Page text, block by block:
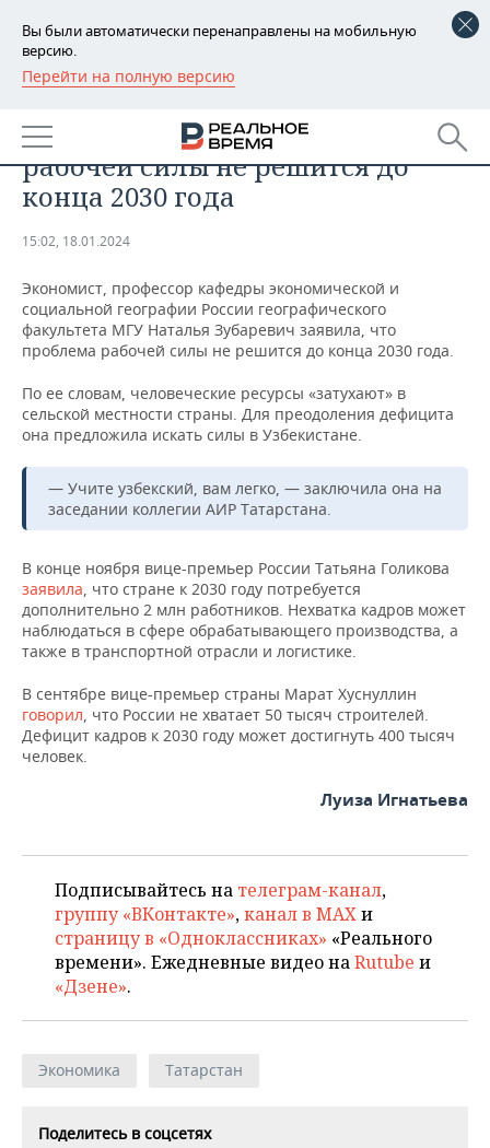
Вы были автоматически перенаправлены на мобильную
версию.
Перейти на полную версию
РЕГИОНЫ
БАШКОРТОСТАН
ТАТАРСТАН
НОВОСТИ
АНАЛИТИКА
ДЕКЛАРАЦИИ О ДОХОДАХ
КОРОЛИ ГОСЗАКАЗА ПФО
КОМУ ПРИНАДЛЕЖАТ
ТОРГОВЫЕ ЦЕНТРЫ
ТАТАРСТАНА
НОВОСТИ ЭКОНОМИКИ
ФИНАНСЫ
БЮДЖЕТ
ИНВЕСТИЦИИ
ПРОМЫШЛЕННОСТЬ
НОВОСТИ
ПРОМЫШЛЕННОСТИ
АГРОПРОМ
МАШИНОСТРОЕНИЕ
НЕФТЕХИМИЯ
ОПК
ЭНЕРГЕТИКА
НЕДВИЖИМОСТЬ
НОВОСТИ АВТО
БИЗНЕС
НОВОСТИ БИЗНЕСА
РОЗНИЧНАЯ ТОРГОВЛЯ
ТРАНСПОРТ
УСЛУГИ
ТЕХНОЛОГИИ
НОВОСТИ ТЕХНОЛОГИЙ
IT
МЕДИА
МЕРОПРИЯТИЯ
НОВОСТИ МЕРОПРИЯТИЙ
ВЫЕЗДНАЯ РЕДАКЦИЯ
ONLINE-КОНФЕРЕНЦИИ
СПОРТ
НОВОСТИ СПОРТА
ХОККЕЙ
КИБЕРСПОРТ
ФИГУРНОЕ КАТАНИЕ
ВОДНЫЕ ВИДЫ СПОРТА
ОБЩЕСТВО
ВЛАСТЬ
КУЛЬТУРА
МЕДИЦИНА
ОБРАЗОВАНИЕ
ФОТОГАЛЕРЕЯ
СЮЖЕТЫ
СПИСОК КОМПАНИЙ
Наталья Зубаревич: проблема
рабочей силы не решится до
конца 2030 года
15:02, 18.01.2024
Экономист, профессор кафедры экономической и
социальной географии России географического
факультета МГУ Наталья Зубаревич заявила, что
проблема рабочей силы не решится до конца 2030 года.
По ее словам, человеческие ресурсы «затухают» в
сельской местности страны. Для преодоления дефицита
она предложила искать силы в Узбекистане.
— Учите узбекский, вам легко, — заключила она на
заседании коллегии АИР Татарстана.
В конце ноября вице-премьер России Татьяна Голикова
заявила, что стране к 2030 году потребуется
дополнительно 2 млн работников. Нехватка кадров может
наблюдаться в сфере обрабатывающего производства, а
также в транспортной отрасли и логистике.
В сентябре вице-премьер страны Марат Хуснуллин
говорил, что России не хватает 50 тысяч строителей.
Дефицит кадров к 2030 году может достигнуть 400 тысяч
человек.
Луиза Игнатьева
Подписывайтесь на телеграм-канал,
группу «ВКонтакте»,канал в MAXи
страницу в «Одноклассниках» «Реального
времени». Ежедневные видео наRutube и
«Дзене».
Экономика Татарстан
Поделитесь в соцсетях